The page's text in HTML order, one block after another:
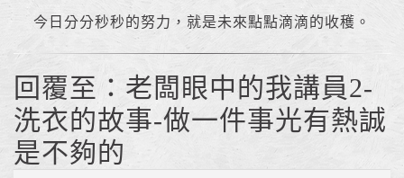
今日分分秒秒的努力，就是未來點點滴滴的收穫。
回覆至：老闆眼中的我講員2-
洗衣的故事-做一件事光有熱誠
是不夠的